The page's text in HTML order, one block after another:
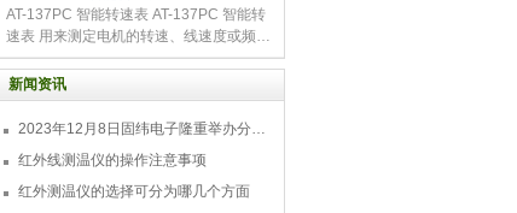
机涂层的涂膜硬度。铅
AT-137PC 智能转速表 AT-137PC 智能转
速表 用来测定电机的转速、线速度或频
率；广泛应用于电机、电扇、造纸、塑
料、化纤、洗衣机、汽车、飞机、轮船等
制造业。 AT-137PC 智能转速表 产品
新闻资讯
2023年12月8日固纬电子隆重举办分销商答谢会，展示重磅新产品！
红外线测温仪的操作注意事项
红外测温仪的选择可分为哪几个方面